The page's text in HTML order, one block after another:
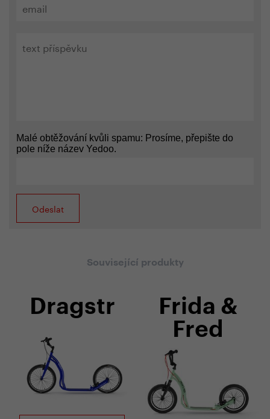
Malé obtěžování kvůli spamu: Prosíme, přepište do
pole níže název Yedoo.
Související produkty
Dragstr
Frida &
Fred